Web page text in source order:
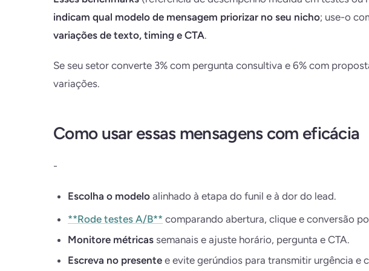
indicam qual modelo de mensagem priorizar no seu nicho; use-o
variações de texto, timing e CTA.
Se seu setor converte 3% com pergunta consultiva e 6% com
variações.
Como usar essas mensagens com eficácia
-
Escolha o modelo alinhado à etapa do funil e à dor do lead.
**Rode testes A/B** comparando abertura, clique e conversão
Monitore métricas semanais e ajuste horário, pergunta e CTA.
Escreva no presente e evite gerúndios para transmitir urgência e